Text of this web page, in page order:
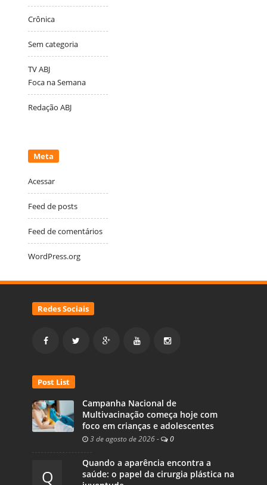
Crônica
Sem categoria
TV ABJ
Foca na Semana
Redação ABJ
Meta
Acessar
Feed de posts
Feed de comentários
WordPress.org
Redes Sociais
Post List
Campanha Nacional de
Multivacinação começa hoje com
foco em crianças e adolescentes
3 de agosto de 2026 - 0
Q
Quando a aparência encontra a
saúde: o papel da cirurgia plástica na